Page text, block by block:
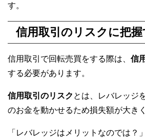
す。
信用取引のリスクに把握
信用取引で回転売買をする際は、 信
する必要があります。
信用取引のリスク とは、レバレッジ
のお金を動かせるため損失額が大き
「レバレッジはメリットなのでは？